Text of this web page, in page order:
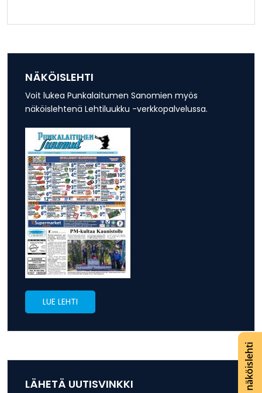
Lue näköislehti
NÄKÖISLEHTI
Voit lukea Punkalaitumen Sanomien myös
näköislehtenä Lehtiluukku -verkkopalvelussa.
LUE LEHTI
LÄHETÄ UUTISVINKKI